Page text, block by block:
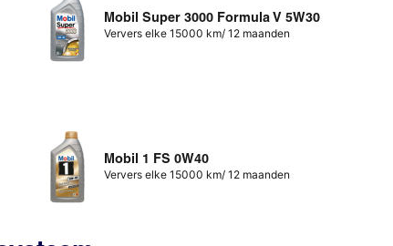
Mobil Super 3000 Formula V 5W30
Ververs elke 15000 km/ 12 maanden
Mobil 1 FS 0W40
Ververs elke 15000 km/ 12 maanden